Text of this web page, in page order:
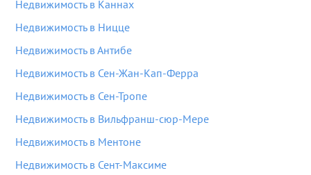
Недвижимость в Каннах
Недвижимость в Ницце
Недвижимость в Антибе
Недвижимость в Сен-Жан-Кап-Ферра
Недвижимость в Сен-Тропе
Недвижимость в Вильфранш-сюр-Мере
Недвижимость в Ментоне
Недвижимость в Сент-Максиме